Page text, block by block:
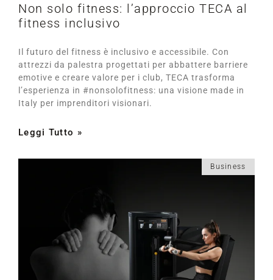
Non solo fitness: l’approccio TECA al
fitness inclusivo
Il futuro del fitness è inclusivo e accessibile. Con
attrezzi da palestra progettati per abbattere barriere
emotive e creare valore per i club, TECA trasforma
l’esperienza in #nonsolofitness: una visione made in
Italy per imprenditori visionari.
Leggi Tutto »
Business